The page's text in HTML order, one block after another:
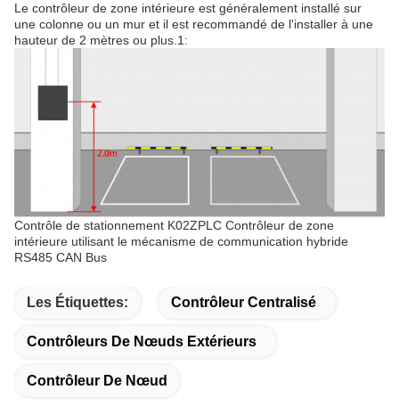
Le contrôleur de zone intérieure est généralement installé sur
une colonne ou un mur et il est recommandé de l'installer à une
hauteur de 2 mètres ou plus.1:
Contrôle de stationnement K02ZPLC Contrôleur de zone
intérieure utilisant le mécanisme de communication hybride
RS485 CAN Bus
Les Étiquettes: Contrôleur Centralisé
Contrôleurs De Nœuds Extérieurs
Contrôleur De Nœud